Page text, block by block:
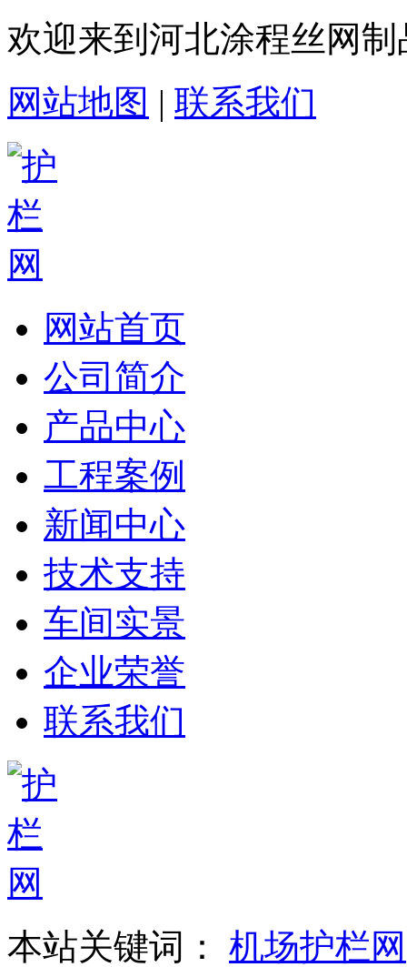
欢迎来到河北涂程丝网
网站地图 | 联系我们
网站首页
公司简介
产品中心
工程案例
新闻中心
技术支持
车间实景
企业荣誉
联系我们
本站关键词： 机场护栏网